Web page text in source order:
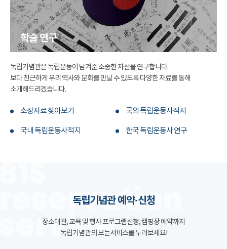
학술 연구
독립기념관은 독립운동이 남겨준 소중한 자산을 연구합니다.
보다 친근하게 우리 역사와 문화를 만날 수 있도록 다양한 자료를 통해
소개해드리겠습니다.
소장자료 찾아보기 국외 독립운동사적지
국내 독립운동사적지 한국 독립운동사 연구
독립기념관 예약·신청
장소대관, 교육 및 행사 프로그램신청, 캠핑장 예약까지
독립기념관의 모든서비스를 누려보세요!